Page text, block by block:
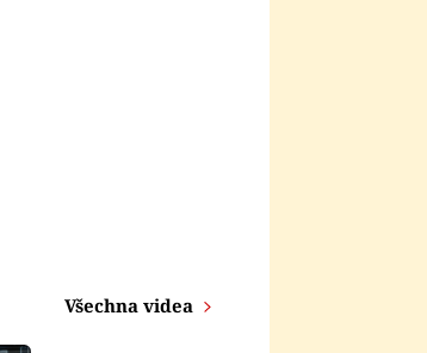
Všechna videa